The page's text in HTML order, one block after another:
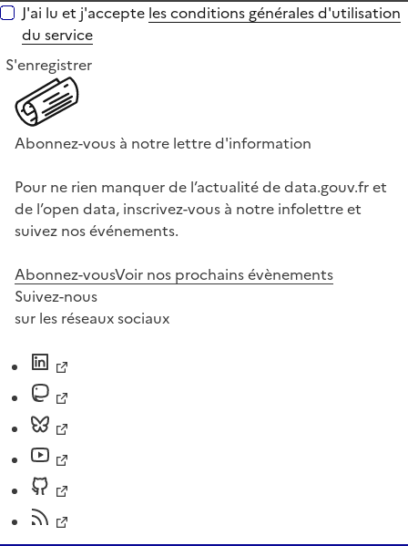
J'ai lu et j'accepte les conditions générales d'utilisation
du service
S'enregistrer
Abonnez-vous à notre lettre d'information
Pour ne rien manquer de l’actualité de data.gouv.fr et
de l’open data, inscrivez-vous à notre infolettre et
suivez nos événements.
Abonnez-vousVoir nos prochains évènements
Suivez-nous
sur les réseaux sociaux